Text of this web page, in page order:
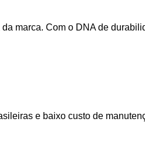
marca. Com o DNA de
e baixo custo de